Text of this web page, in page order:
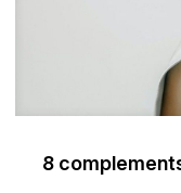
8